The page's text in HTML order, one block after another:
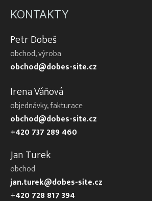
Vatky sádkové zesílené
Vrhací sítě na ryby
Vzduchování
Zpracovatelský/technologický stůl
KONTAKTY
Petr Dobeš
obchod, výroba
obchod@dobes-site.cz
Irena Váňová
objednávky, fakturace
obchod@dobes-site.cz
+420 737 289 460
Jan Turek
obchod
jan.turek@dobes-site.cz
+420 728 817 394